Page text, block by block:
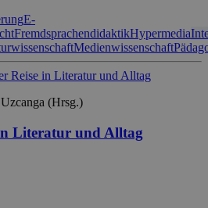
E-
FremdsprachendidaktikHypermedia
Medienwissenschaft
(Hrsg.)
Literatur und Alltag